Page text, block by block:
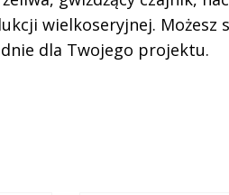
wielkoseryjnej.
dla Twojego projektu.